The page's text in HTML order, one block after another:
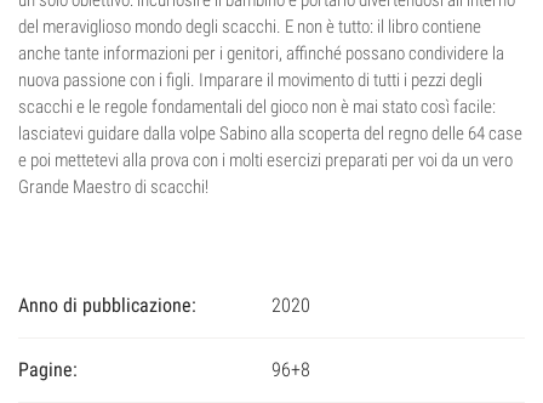
del meraviglioso mondo degli scacchi. E non è tutto: il libro contiene
anche tante informazioni per i genitori, affinché possano condividere la
nuova passione con i figli. Imparare il movimento di tutti i pezzi degli
scacchi e le regole fondamentali del gioco non è mai stato così facile:
lasciatevi guidare dalla volpe Sabino alla scoperta del regno delle 64 case
e poi mettetevi alla prova con i molti esercizi preparati per voi da un vero
Grande Maestro di scacchi!
Anno di pubblicazione: 2020
Pagine: 96+8